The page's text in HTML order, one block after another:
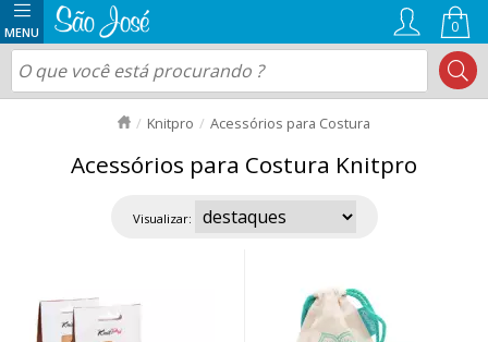
0
Knitpro Acessórios para Costura
Acessórios para Costura Knitpro
Visualizar: